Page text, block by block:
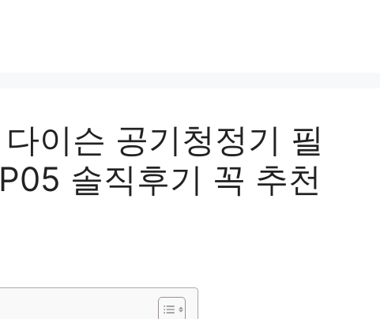
이슨 공기청정기 필
솔직후기 꼭 추천